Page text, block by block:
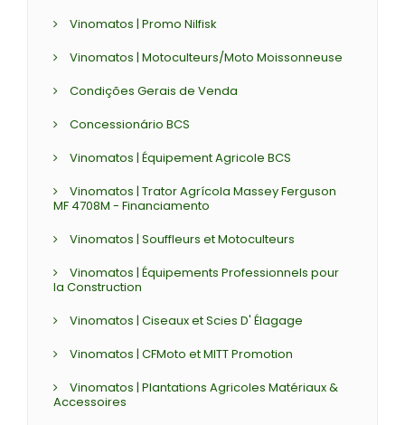
Vinomatos | Promo Nilfisk
Vinomatos | Motoculteurs/Moto Moissonneuse
Condições Gerais de Venda
Concessionário BCS
Vinomatos | Équipement Agricole BCS
Vinomatos | Trator Agrícola Massey Ferguson
MF 4708M - Financiamento
Vinomatos | Souffleurs et Motoculteurs
Vinomatos | Équipements Professionnels pour
la Construction
Vinomatos | Ciseaux et Scies D' Élagage
Vinomatos | CFMoto et MITT Promotion
Vinomatos | Plantations Agricoles Matériaux &
Accessoires